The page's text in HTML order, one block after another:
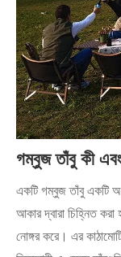
গম্বুজ তাঁবু কী
একটি গম্বুজ তাঁবু একটি
আকার দ্বারা চিহ্নিত করা
নোঙ্গর করে। এর